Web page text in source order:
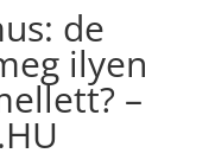
de
ilyen
–